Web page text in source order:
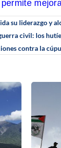
su liderazgo y
civil: los
contra la